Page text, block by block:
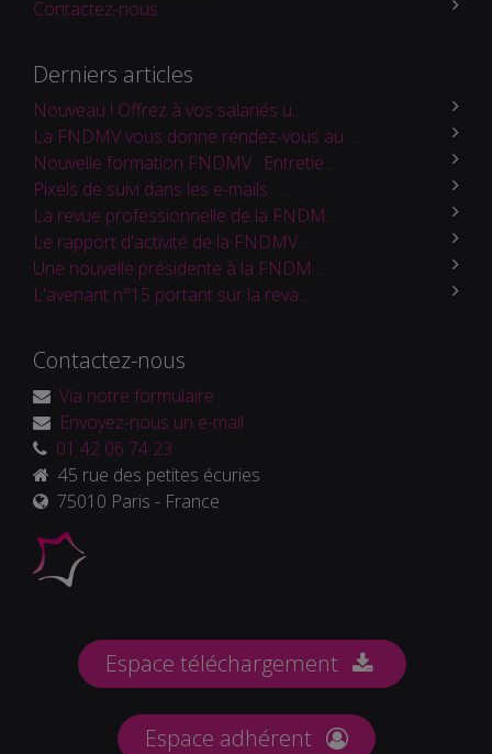
Contactez-nous
Derniers articles
Nouveau ! Offrez à vos salariés u...
La FNDMV vous donne rendez-vous au ...
Nouvelle formation FNDMV : Entretie...
Pixels de suivi dans les e-mails : ...
La revue professionnelle de la FNDM...
Le rapport d'activité de la FNDMV ...
Une nouvelle présidente à la FNDM...
L'avenant n°15 portant sur la reva...
Contactez-nous
Via notre formulaire
Envoyez-nous un e-mail
01 42 06 74 23
45 rue des petites écuries
75010 Paris - France
Espace téléchargement
Espace adhérent